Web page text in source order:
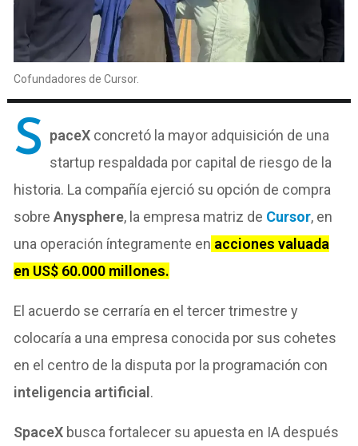
Cofundadores de Cursor.
S paceX concretó la mayor adquisición de una
startup respaldada por capital de riesgo de la
historia. La compañía ejerció su opción de compra
sobreAnysphere, la empresa matriz de Cursor, en
una operación íntegramente en acciones valuada
en US$ 60.000 millones.
El acuerdo se cerraría en el tercer trimestre y
colocaría a una empresa conocida por sus cohetes
en el centro de la disputa por la programación con
inteligencia artificial.
SpaceX busca fortalecer su apuesta en IA después